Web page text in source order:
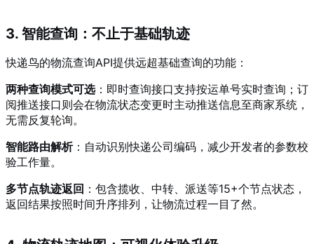
3. 智能查询：不止于基础轨迹
快递鸟的物流查询API提供远超基础查询的功能：
两种查询模式可选：即时查询接口支持按运单号实时查询；订
阅推送接口则会在物流状态变更时主动推送信息至商家系统，
无需反复轮询。
智能路由解析：自动识别快递公司编码，减少开发者的参数校
验工作量。
多节点轨迹返回 ：包含揽收、中转、派送等15+个节点状态，
返回结果按照时间升序排列，让物流过程一目了然。